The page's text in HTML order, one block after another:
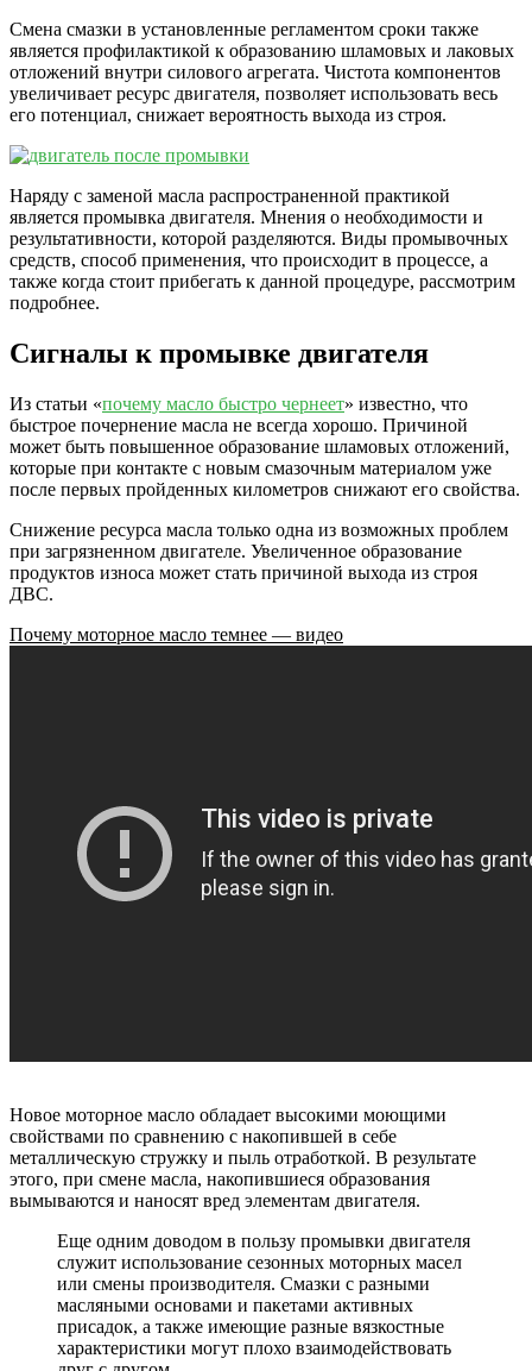
Смена смазки в установленные регламентом сроки также
является профилактикой к образованию шламовых и лаковых
отложений внутри силового агрегата. Чистота компонентов
увеличивает ресурс двигателя, позволяет использовать весь
его потенциал, снижает вероятность выхода из строя.
Наряду с заменой масла распространенной практикой
является промывка двигателя. Мнения о необходимости и
результативности, которой разделяются. Виды промывочных
средств, способ применения, что происходит в процессе, а
также когда стоит прибегать к данной процедуре, рассмотрим
подробнее.
Сигналы к промывке двигателя
Из статьи «почему масло быстро чернеет» известно, что
быстрое почернение масла не всегда хорошо. Причиной
может быть повышенное образование шламовых отложений,
которые при контакте с новым смазочным материалом уже
после первых пройденных километров снижают его свойства.
Снижение ресурса масла только одна из возможных проблем
при загрязненном двигателе. Увеличенное образование
продуктов износа может стать причиной выхода из строя
ДВС.
Почему моторное масло темнее — видео
Новое моторное масло обладает высокими моющими
свойствами по сравнению с накопившей в себе
металлическую стружку и пыль отработкой. В результате
этого, при смене масла, накопившиеся образования
вымываются и наносят вред элементам двигателя.
Еще одним доводом в пользу промывки двигателя
служит использование сезонных моторных масел
или смены производителя. Смазки с разными
масляными основами и пакетами активных
присадок, а также имеющие разные вязкостные
характеристики могут плохо взаимодействовать